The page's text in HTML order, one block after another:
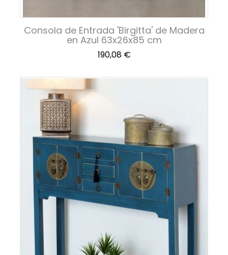
Consola de Entrada 'Birgitta' de Madera
en Azul 63x26x85 cm
Precio
190,08 €